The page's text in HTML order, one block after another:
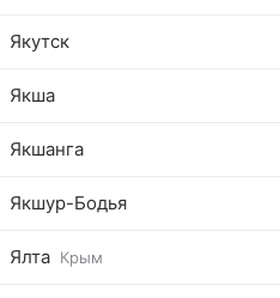
Якутск
Якша
Якшанга
Якшур-Бодья
Ялта Крым